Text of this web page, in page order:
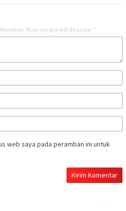
Ruas yang wajib ditandai *
web saya pada peramban ini untuk